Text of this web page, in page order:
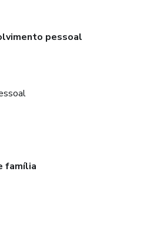
pessoal
família